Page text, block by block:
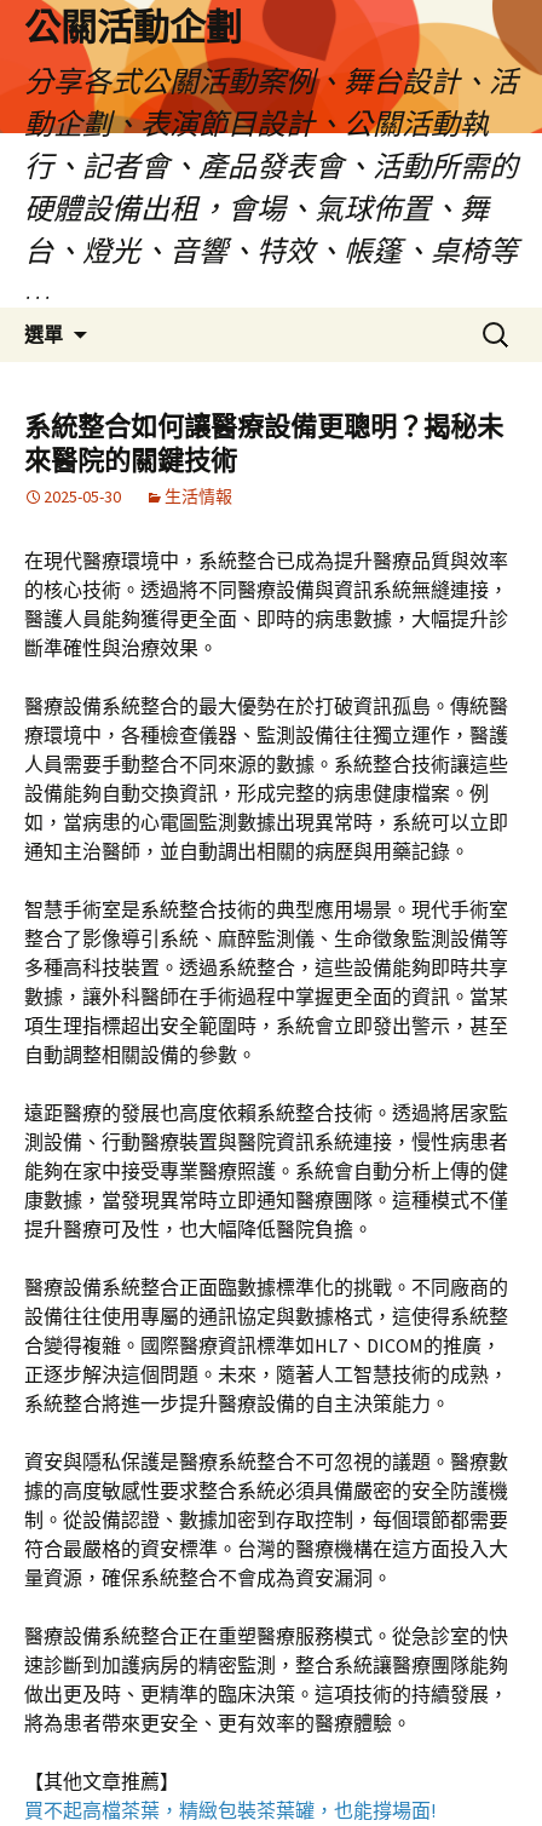
公關活動企劃
分享各式公關活動案例、舞台設計、活
動企劃、表演節目設計、公關活動執
行、記者會、產品發表會、活動所需的
硬體設備出租，會場、氣球佈置、舞
台、燈光、音響、特效、帳篷、桌椅等
…
選單
要
內
容
搜
尋
鍵
字:
系統整合如何讓醫療設備更聰明？揭秘未
來醫院的關鍵技術
2025-05-30 生活情報
在現代醫療環境中，系統整合已成為提升醫療品質與效率
的核心技術。透過將不同醫療設備與資訊系統無縫連接，
醫護人員能夠獲得更全面、即時的病患數據，大幅提升診
斷準確性與治療效果。
醫療設備系統整合的最大優勢在於打破資訊孤島。傳統醫
療環境中，各種檢查儀器、監測設備往往獨立運作，醫護
人員需要手動整合不同來源的數據。系統整合技術讓這些
設備能夠自動交換資訊，形成完整的病患健康檔案。例
如，當病患的心電圖監測數據出現異常時，系統可以立即
通知主治醫師，並自動調出相關的病歷與用藥記錄。
智慧手術室是系統整合技術的典型應用場景。現代手術室
整合了影像導引系統、麻醉監測儀、生命徵象監測設備等
多種高科技裝置。透過系統整合，這些設備能夠即時共享
數據，讓外科醫師在手術過程中掌握更全面的資訊。當某
項生理指標超出安全範圍時，系統會立即發出警示，甚至
自動調整相關設備的參數。
遠距醫療的發展也高度依賴系統整合技術。透過將居家監
測設備、行動醫療裝置與醫院資訊系統連接，慢性病患者
能夠在家中接受專業醫療照護。系統會自動分析上傳的健
康數據，當發現異常時立即通知醫療團隊。這種模式不僅
提升醫療可及性，也大幅降低醫院負擔。
醫療設備系統整合正面臨數據標準化的挑戰。不同廠商的
設備往往使用專屬的通訊協定與數據格式，這使得系統整
合變得複雜。國際醫療資訊標準如HL7、DICOM的推廣，
正逐步解決這個問題。未來，隨著人工智慧技術的成熟，
系統整合將進一步提升醫療設備的自主決策能力。
資安與隱私保護是醫療系統整合不可忽視的議題。醫療數
據的高度敏感性要求整合系統必須具備嚴密的安全防護機
制。從設備認證、數據加密到存取控制，每個環節都需要
符合最嚴格的資安標準。台灣的醫療機構在這方面投入大
量資源，確保系統整合不會成為資安漏洞。
醫療設備系統整合正在重塑醫療服務模式。從急診室的快
速診斷到加護病房的精密監測，整合系統讓醫療團隊能夠
做出更及時、更精準的臨床決策。這項技術的持續發展，
將為患者帶來更安全、更有效率的醫療體驗。
【其他文章推薦】
買不起高檔茶葉，精緻包裝茶葉罐 ，也能撐場面!